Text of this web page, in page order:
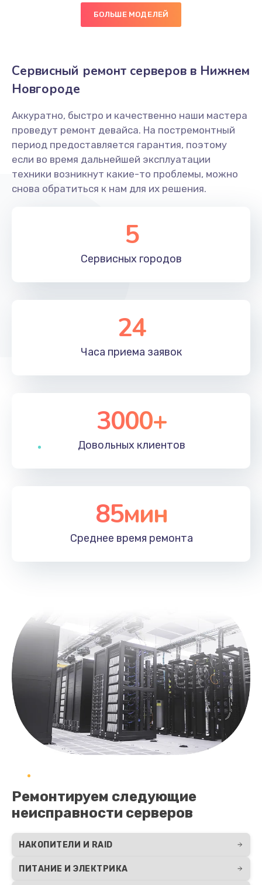
БОЛЬШЕ МОДЕЛЕЙ
Сервисный ремонт серверов в Нижнем
Новгороде
Аккуратно, быстро и качественно наши мастера
проведут ремонт девайса. На постремонтный
период предоставляется гарантия, поэтому
если во время дальнейшей эксплуатации
техники возникнут какие-то проблемы, можно
снова обратиться к нам для их решения.
5
Сервисных городов
24
Часа приема заявок
3000+
Довольных клиентов
85мин
Среднее время ремонта
Ремонтируем следующие
неисправности серверов
НАКОПИТЕЛИ И RAID
ПИТАНИЕ И ЭЛЕКТРИКА